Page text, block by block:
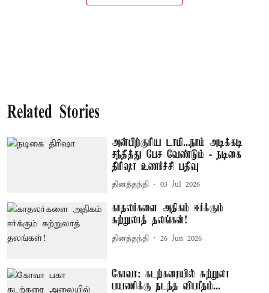
Related Stories
அன்பிற்குரிய டாமி...நாம் அடிக்கடி
சந்தித்து பேச வேண்டும் - நடிகை
திரிஷா உணர்ச்சி பதிவு
தினத்தந்தி 03 Jul 2026
காதலர்களை அதிகம் ஈர்க்கும்
சுற்றுலாத் தலங்கள்!
தினத்தந்தி 26 Jun 2026
கோவா: கடற்கரையில் சுற்றுலா
பயணிக்கு நடந்த விபரீதம்...